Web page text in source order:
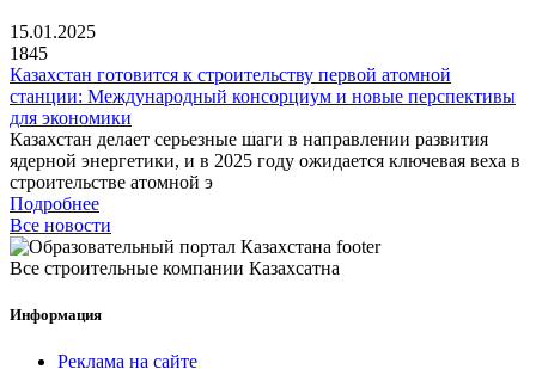
15.01.2025
1845
Казахстан готовится к строительству первой атомной
станции: Международный консорциум и новые перспективы
для экономики
Казахстан делает серьезные шаги в направлении развития
ядерной энергетики, и в 2025 году ожидается ключевая веха в
строительстве атомной э
Подробнее
Все новости
Все строительные компании Казахсатна
Информация
Реклама на сайте